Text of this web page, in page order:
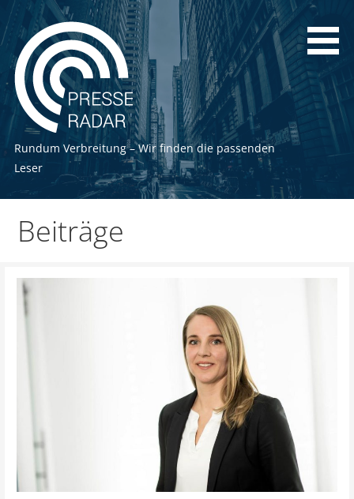
Zum
Inhalt
springen
Rundum Verbreitung – Wir finden die passenden
Leser
Beiträge